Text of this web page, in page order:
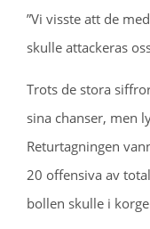
”Vi visste att de
skulle attackeras
Trots de stora
sina chanser, men
Returtagningen
20 offensiva av
bollen skulle i